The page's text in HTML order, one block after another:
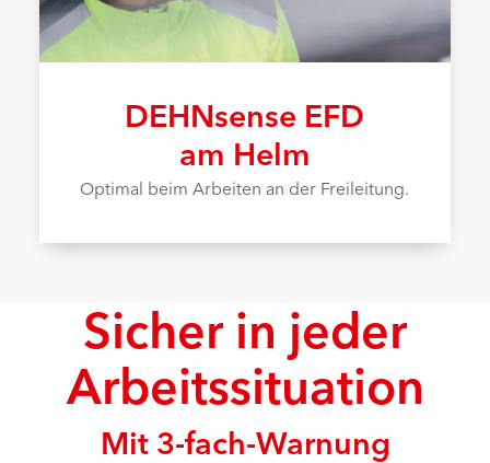
DEHNsense EFD
am Helm
Optimal beim Arbeiten an der Freileitung.
Sicher in jeder
Arbeitssituation
Mit 3-fach-Warnung